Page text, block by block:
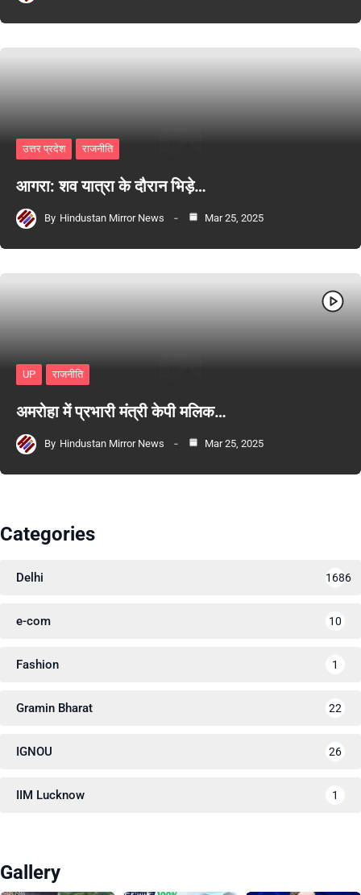
उत्तर प्रदेश राजनीति
आगरा: शव यात्रा के दौरान भिड़े…
By Hindustan Mirror News Mar 25, 2025
UP राजनीति
अमरोहा में प्रभारी मंत्री केपी मलिक…
By Hindustan Mirror News Mar 25, 2025
Categories
Delhi 1686
e-com 10
Fashion 1
Gramin Bharat 22
IGNOU 26
IIM Lucknow 1
Gallery